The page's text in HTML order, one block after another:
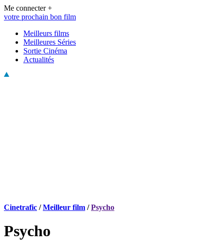
Me connecter +
votre prochain bon film
Meilleurs films
Meilleures Séries
Sortie Cinéma
Actualités
Cinetrafic /Meilleur film /Psycho
Psycho